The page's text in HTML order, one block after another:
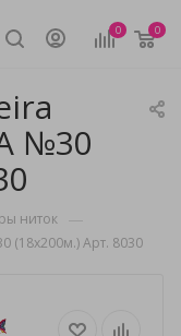
0 0
№30
ниток —
(18х200м.) Арт. 8030